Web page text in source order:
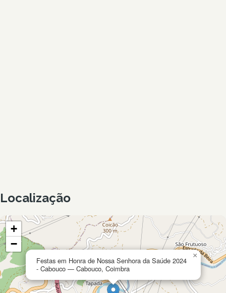
Localização
Festas em Honra de Nossa Senhora da Saúde 2024
- Cabouco — Cabouco, Coimbra
×
+
−